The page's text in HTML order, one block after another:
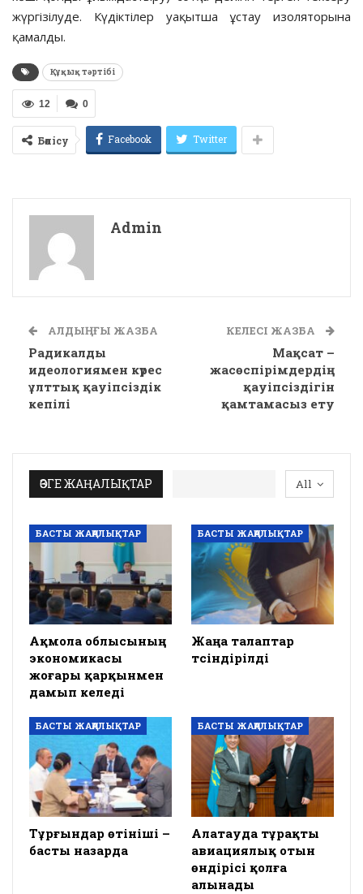
жүргізілуде. Күдіктілер уақытша ұстау изоляторына
қамалды.
Құқық тәртібі
0
12
Бөлісу Facebook Twitter
Admin
АЛДЫҢҒЫ ЖАЗБА
Радикалды
идеологиямен күрес
ұлттық қауіпсіздік
кепілі
КЕЛЕСІ ЖАЗБА
Мақсат –
жасөспірімдердің
қауіпсіздігін
қамтамасыз ету
All
ӨЗГЕ ЖАҢАЛЫҚТАР
БАСТЫ ЖАҢАЛЫҚТАР
Ақмола облысының
экономикасы
жоғары қарқынмен
дамып келеді
БАСТЫ ЖАҢАЛЫҚТАР
Жаңа талаптар
түсіндірілді
БАСТЫ ЖАҢАЛЫҚТАР
Тұрғындар өтініші –
басты назарда
БАСТЫ ЖАҢАЛЫҚТАР
Алатауда тұрақты
авиациялық отын
өндірісі қолға
алынады